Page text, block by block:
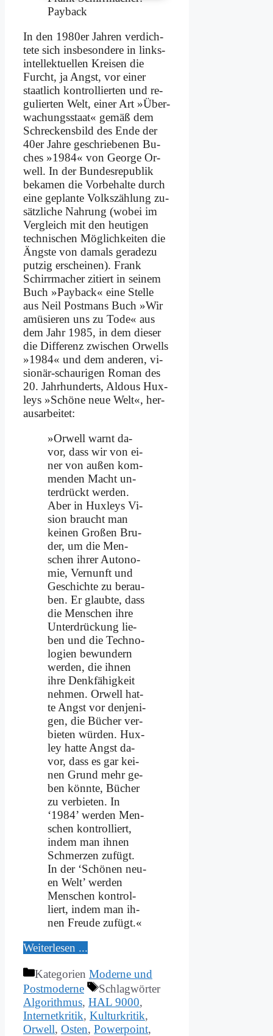
Payback
In den 1980er Jah­ren ver­dich­
te­te sich ins­be­son­de­re in links­
in­tel­lek­tu­el­len Krei­sen die
Furcht, ja Angst, vor ei­ner
staat­lich kon­trol­lier­ten und re­
gu­lier­ten Welt, ei­ner Art »Über­
wa­chungs­staat« ge­mäß dem
Schreckens­bild des En­de der
40er Jah­re ge­schrie­be­nen Bu­
ches »1984« von Ge­or­ge Or­
well. In der Bun­des­re­pu­blik
be­ka­men die Vor­be­hal­te durch
ei­ne ge­plan­te Volks­zäh­lung zu­
sätz­li­che Nah­rung (wo­bei im
Ver­gleich mit den heu­ti­gen
tech­ni­schen Mög­lich­kei­ten die
Äng­ste von da­mals ge­ra­de­zu
put­zig er­schei­nen). Frank
Schirr­ma­cher zi­tiert in sei­nem
Buch »Payback« ei­ne Stel­le
aus Neil Post­mans Buch »Wir
amü­sie­ren uns zu To­de« aus
dem Jahr 1985, in dem die­ser
die Dif­fe­renz zwi­schen Or­wells
»1984« und dem an­de­ren, vi­
sio­när-schau­ri­gen Ro­man des
20. Jahr­hun­derts, Al­dous Hux­
leys »Schö­ne neue Welt«, her­
aus­ar­bei­tet:
»Or­well warnt da­
vor, dass wir von ei­
ner von au­ßen kom­
men­den Macht un­
ter­drückt wer­den.
Aber in Hux­leys Vi­
si­on braucht man
kei­nen Gro­ßen Bru­
der, um die Men­
schen ih­rer Au­to­no­
mie, Ver­nunft und
Ge­schich­te zu be­rau­
ben. Er glaub­te, dass
die Men­schen ih­re
Un­ter­drückung lie­
ben und die Tech­no­
lo­gien be­wun­dern
wer­den, die ih­nen
ih­re Denk­fä­hig­keit
neh­men. Or­well hat­
te Angst vor den­je­ni­
gen, die Bü­cher ver­
bie­ten wür­den. Hux­
ley hat­te Angst da­
vor, dass es gar kei­
nen Grund mehr ge­
ben könn­te, Bü­cher
zu ver­bie­ten. In
‘1984’ wer­den Men­
schen kon­trol­liert,
in­dem man ih­nen
Schmer­zen zu­fügt.
In der ‘Schö­nen neu­
en Welt’ wer­den
Men­schen kon­trol­
liert, in­dem man ih­
nen Freu­de zu­fügt.«
Wei­ter­le­sen ...
Kategorien Moderne und
Postmoderne
Schlagwörter
Algorithmus, HAL 9000,
Internetkritik, Kulturkritik,
Orwell, Osten, Powerpoint,